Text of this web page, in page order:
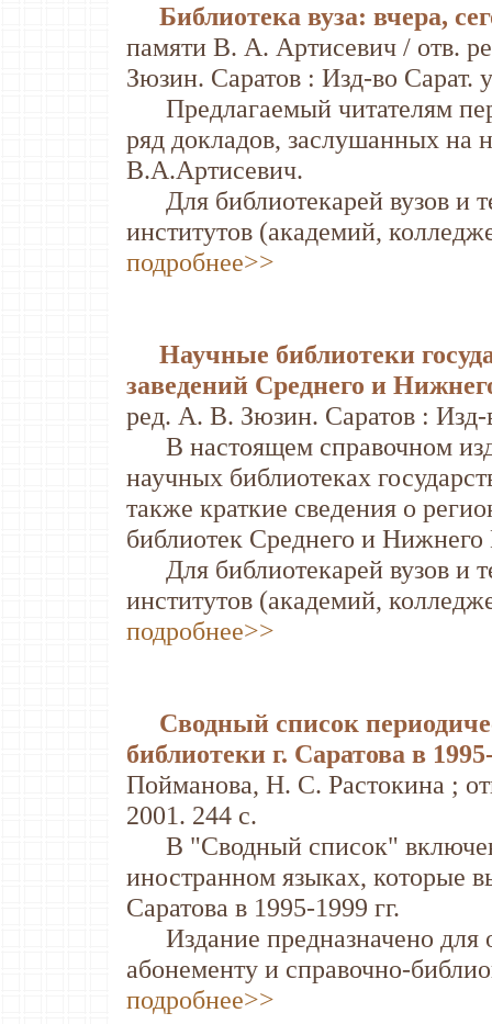
Библиотека вуза: вчера,
памяти В. А. Артисевич / отв.
Зюзин. Саратов : Изд-во Сарат.
Предлагаемый читателям
ряд докладов, заслушанных на
В.А.Артисевич.
Для библиотекарей вузов и
институтов (академий,
подробнее>>
Научные библиотеки
заведений Среднего и
ред. А. В. Зюзин. Саратов : Изд-
В настоящем справочном
научных библиотеках
также краткие сведения о
библиотек Среднего и
Для библиотекарей вузов и
институтов (академий,
подробнее>>
Сводный список
библиотеки г. Саратова в
Пойманова, Н. С. Растокина ;
2001. 244 с.
В "Сводный список"
иностранном языках, которые
Саратова в 1995-1999 гг.
Издание предназначено для
абонементу и справочно-
подробнее>>